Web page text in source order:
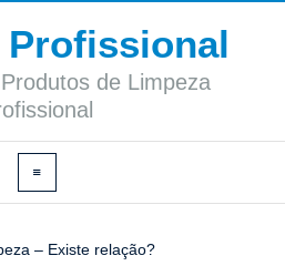
Profissional
de Limpeza
– Existe relação?